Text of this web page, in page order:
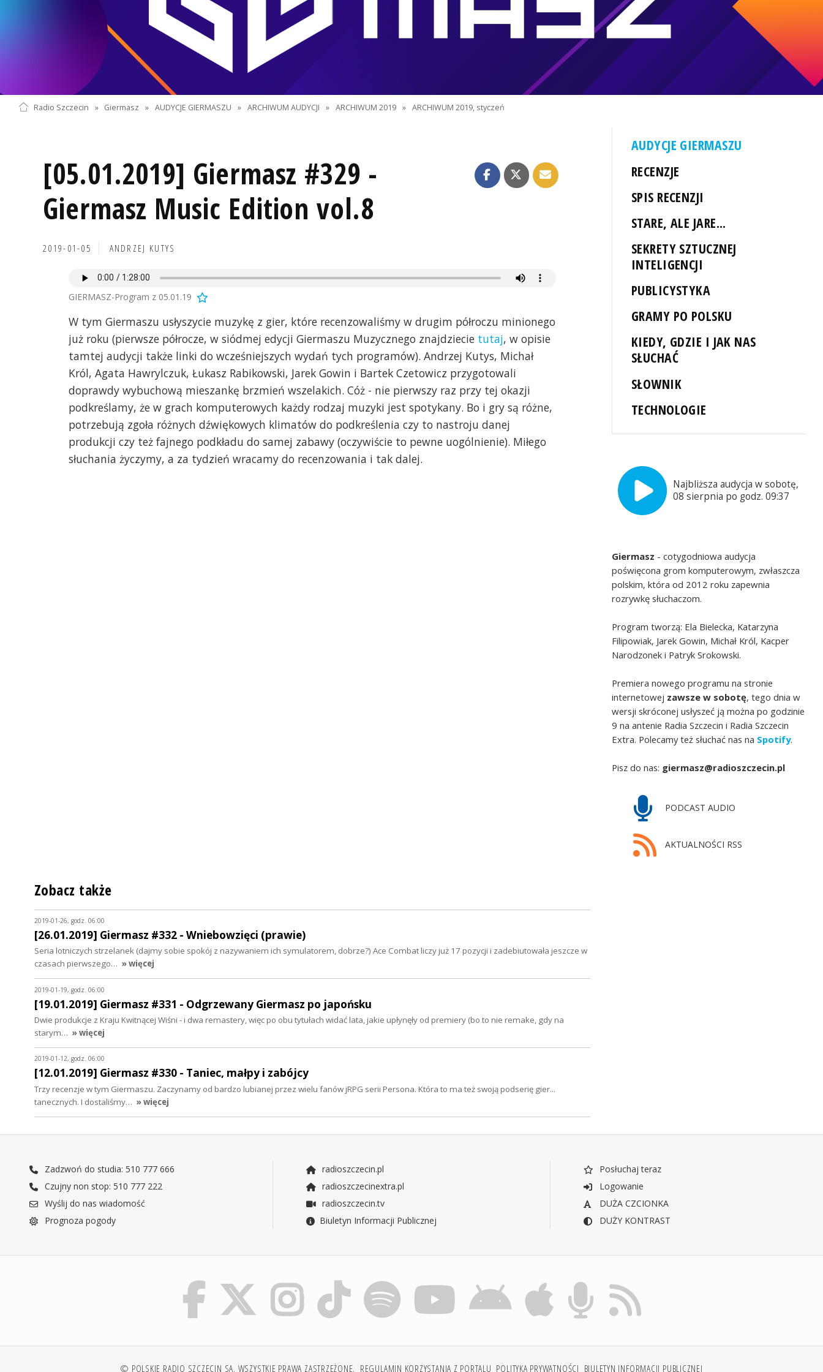
Radio Szczecin » Giermasz » AUDYCJE GIERMASZU » ARCHIWUM AUDYCJI » ARCHIWUM 2019 » ARCHIWUM 2019, styczeń
[05.01.2019] Giermasz #329 -
Giermasz Music Edition vol.8
2019-01-05 ANDRZEJ KUTYS
GIERMASZ-Program z 05.01.19
W tym Giermaszu usłyszycie muzykę z gier, które recenzowaliśmy w drugim półroczu minionego
już roku (pierwsze półrocze, w siódmej edycji Giermaszu Muzycznego znajdziecie tutaj, w opisie
tamtej audycji także linki do wcześniejszych wydań tych programów). Andrzej Kutys, Michał
Król, Agata Hawrylczuk, Łukasz Rabikowski, Jarek Gowin i Bartek Czetowicz przygotowali
doprawdy wybuchową mieszankę brzmień wszelakich. Cóż - nie pierwszy raz przy tej okazji
podkreślamy, że w grach komputerowych każdy rodzaj muzyki jest spotykany. Bo i gry są różne,
potrzebują zgoła różnych dźwiękowych klimatów do podkreślenia czy to nastroju danej
produkcji czy też fajnego podkładu do samej zabawy (oczywiście to pewne uogólnienie). Miłego
słuchania życzymy, a za tydzień wracamy do recenzowania i tak dalej.
AUDYCJE GIERMASZU
RECENZJE
SPIS RECENZJI
STARE, ALE JARE...
SEKRETY SZTUCZNEJ
INTELIGENCJI
PUBLICYSTYKA
GRAMY PO POLSKU
KIEDY, GDZIE I JAK NAS
SŁUCHAĆ
SŁOWNIK
TECHNOLOGIE
Najbliższa audycja w sobotę,
08 sierpnia po godz. 09:37
Giermasz - cotygodniowa audycja
poświęcona grom komputerowym, zwłaszcza
polskim, która od 2012 roku zapewnia
rozrywkę słuchaczom.
Program tworzą: Ela Bielecka, Katarzyna
Filipowiak, Jarek Gowin, Michał Król, Kacper
Narodzonek i Patryk Srokowski.
Premiera nowego programu na stronie
internetowej zawsze w sobotę, tego dnia w
wersji skróconej usłyszeć ją można po godzinie
9 na antenie Radia Szczecin i Radia Szczecin
Extra. Polecamy też słuchać nas na Spotify.
Pisz do nas: giermasz@radioszczecin.pl
PODCAST AUDIO
AKTUALNOŚCI RSS
Zobacz także
2019-01-26, godz. 06:00
[26.01.2019] Giermasz #332 - Wniebowzięci (prawie)
Seria lotniczych strzelanek (dajmy sobie spokój z nazywaniem ich symulatorem, dobrze?) Ace Combat liczy już 17 pozycji i zadebiutowała jeszcze w
czasach pierwszego… » więcej
2019-01-19, godz. 06:00
[19.01.2019] Giermasz #331 - Odgrzewany Giermasz po japońsku
Dwie produkcje z Kraju Kwitnącej Wiśni - i dwa remastery, więc po obu tytułach widać lata, jakie upłynęły od premiery (bo to nie remake, gdy na
starym… » więcej
2019-01-12, godz. 06:00
[12.01.2019] Giermasz #330 - Taniec, małpy i zabójcy
Trzy recenzje w tym Giermaszu. Zaczynamy od bardzo lubianej przez wielu fanów jRPG serii Persona. Która to ma też swoją podserię gier...
tanecznych. I dostaliśmy… » więcej
Zadzwoń do studia: 510 777 666
Czujny non stop: 510 777 222
Wyślij do nas wiadomość
Prognoza pogody
radioszczecin.pl
radioszczecinextra.pl
radioszczecin.tv
Biuletyn Informacji Publicznej
Posłuchaj teraz
Logowanie
DUŻA CZCIONKA
DUŻY KONTRAST
© POLSKIE RADIO SZCZECIN SA. WSZYSTKIE PRAWA ZASTRZEŻONE. REGULAMIN KORZYSTANIA Z PORTALU POLITYKA PRYWATNOŚCI BIULETYN INFORMACJI PUBLICZNEJ